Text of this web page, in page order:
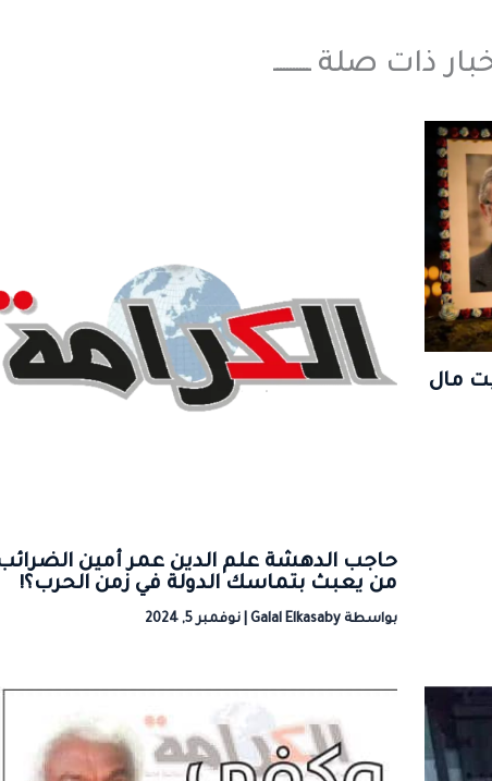
اخبار ذات صلة ـــــــــــ
مال
حاجب الدهشة علم الدين عمر أمين
من يعبث بتماسك الدولة في زمن الحرب؟!
بواسطة Galal Elkasaby نوفمبر 5, 2024